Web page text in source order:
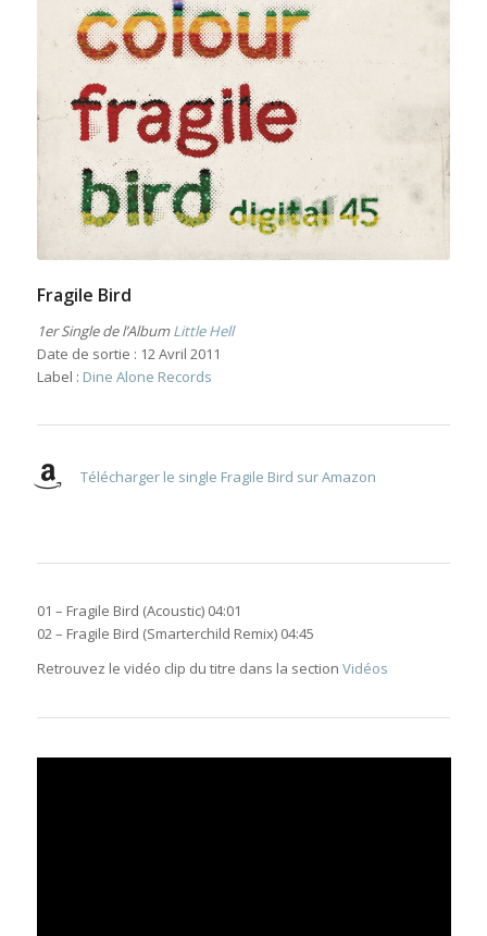
Fragile Bird
1er Single de l’AlbumLittle Hell
Date de sortie : 12 Avril 2011
Label : Dine Alone Records
Télécharger le single Fragile Bird sur Amazon
01 – Fragile Bird (Acoustic) 04:01
02 – Fragile Bird (Smarterchild Remix) 04:45
Retrouvez le vidéo clip du titre dans la section Vidéos